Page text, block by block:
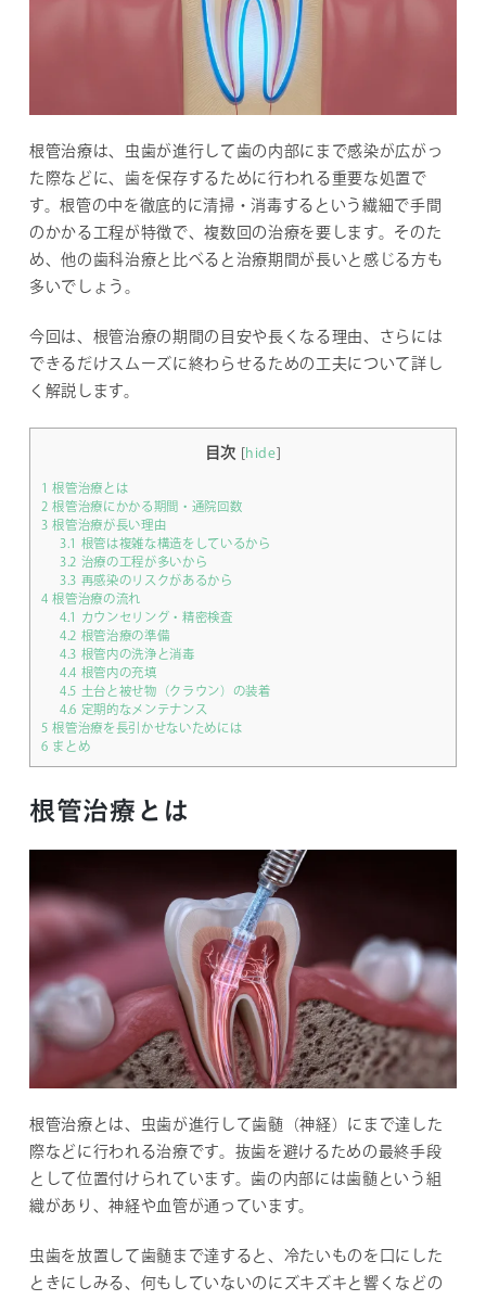
根管治療は、虫歯が進行して歯の内部にまで感染が広がっ
た際などに、歯を保存するために行われる重要な処置で
す。根管の中を徹底的に清掃・消毒するという繊細で手間
のかかる工程が特徴で、複数回の治療を要します。そのた
め、他の歯科治療と比べると治療期間が長いと感じる方も
多いでしょう。
今回は、根管治療の期間の目安や長くなる理由、さらには
できるだけスムーズに終わらせるための工夫について詳し
く解説します。
目次 [hide]
1
根管治療とは
2 根管治療にかかる期間・通院回数
3 根管治療が長い理由
3.1
根管は複雑な構造をしているから
3.2 治療の工程が多いから
3.3 再感染のリスクがあるから
4 根管治療の流れ
4.1
カウンセリング・精密検査
4.2 根管治療の準備
4.3 根管内の洗浄と消毒
4.4 根管内の充填
4.5 土台と被せ物（クラウン）の装着
4.6 定期的なメンテナンス
5 根管治療を長引かせないためには
6 まとめ
根管治療とは
根管治療とは、虫歯が進行して歯髄（神経）にまで達した
際などに行われる治療です。抜歯を避けるための最終手段
として位置付けられています。歯の内部には歯髄という組
織があり、神経や血管が通っています。
虫歯を放置して歯髄まで達すると、冷たいものを口にした
ときにしみる、何もしていないのにズキズキと響くなどの